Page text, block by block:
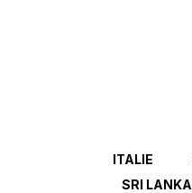
ITALIE
SRI LANKA